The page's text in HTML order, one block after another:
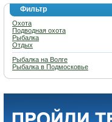
Фильтр
Охота
Подводная охота
Рыбалка
Отдых
Рыбалка на Волге
Рыбалка в Подмосковье